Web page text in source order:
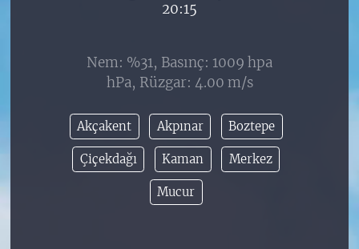
20:15
Nem: %31, Basınç: 1009 hpa
hPa, Rüzgar: 4.00 m/s
Akçakent Akpınar Boztepe
Çiçekdağı Kaman Merkez
Mucur